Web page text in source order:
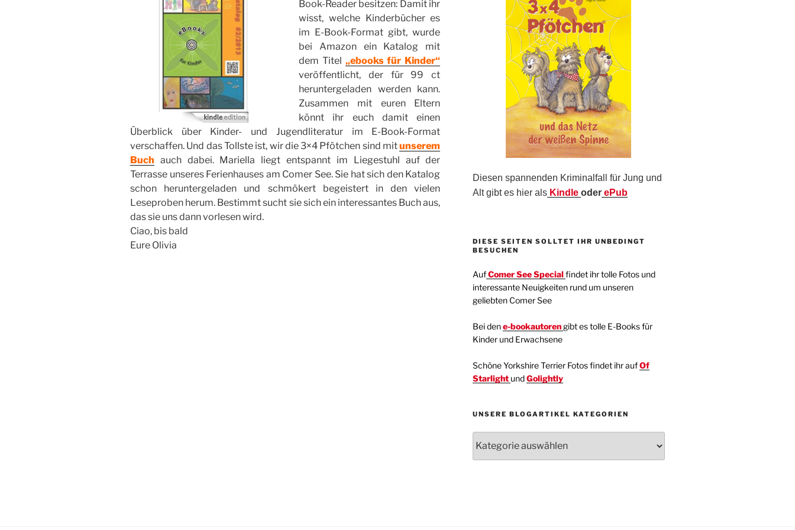
Book-Reader besitzen: Damit ihr
wisst, welche Kinderbücher es
im E-Book-Format gibt, wurde
bei Amazon ein Katalog mit
dem Titel „ebooks für Kinder“
veröffentlicht, der für 99 ct
heruntergeladen werden kann.
Zusammen mit euren Eltern
könnt ihr euch damit einen
Überblick über Kinder- und Jugendliteratur im E-Book-Format
verschaffen. Und das Tollste ist, wir die 3×4 Pfötchen sind mitunserem
Buch auch dabei. Mariella liegt entspannt im Liegestuhl auf der
Terrasse unseres Ferienhauses am Comer See. Sie hat sich den Katalog
schon heruntergeladen und schmökert begeistert in den vielen
Leseproben herum. Bestimmt sucht sie sich ein interessantes Buch aus,
das sie uns dann vorlesen wird.
Ciao, bis bald
Eure Olivia
Diesen spannenden Kriminalfall für Jung und
Alt gibt es hier alsKindle oder ePub
DIESE SEITEN SOLLTET IHR UNBEDINGT
BESUCHEN
AufComer See Specialfindet ihr tolle Fotos und
interessante Neuigkeiten rund um unseren
geliebten Comer See
Bei den e-bookautoren gibt es tolle E-Books für
Kinder und Erwachsene
Schöne Yorkshire Terrier Fotos findet ihr aufOf
Starlight undGolightly
UNSERE BLOGARTIKEL KATEGORIEN
Blogartikel
Kategorien